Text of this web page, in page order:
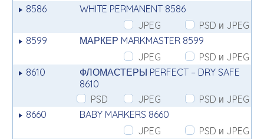
8586
WHITE PERMANENT 8586
JPEG
PSD и JPEG
8599
МАРКЕР MARKMASTER 8599
JPEG
PSD и JPEG
8610
ФЛОМАСТЕРЫ PERFECT – DRY SAFE
8610
PSD
JPEG
PSD и JPEG
8660
BABY MARKERS 8660
JPEG
PSD и JPEG